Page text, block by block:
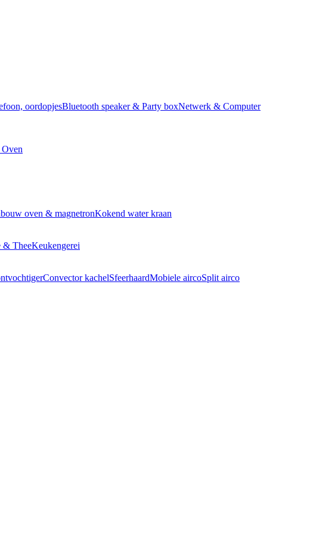
oordopjesBluetooth speaker & Party boxNetwerk & Computer
oven & magnetronKokend water kraan
& TheeKeukengerei
Convector kachelSfeerhaardMobiele aircoSplit airco